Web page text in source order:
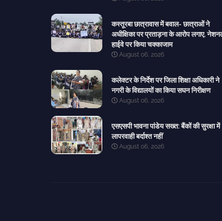
कस्तूरबा छात्रावास में बवाल- छात्राओं ने
अधीक्षिका पर प्रताड़ना के आरोप लगाए,
हाईवे पर किया चक्काजाम
August 06, 2026
कलेक्टर के निर्देश पर जिला शिक्षा अधिकारी ने
नगरी के विद्यालयों का किया सघन निरीक्षण
August 06, 2026
एसएसपी भावना पांडेय सख्त: बैंकों की सुरक्षा में
लापरवाही बर्दाश्त नहीं
August 06, 2026